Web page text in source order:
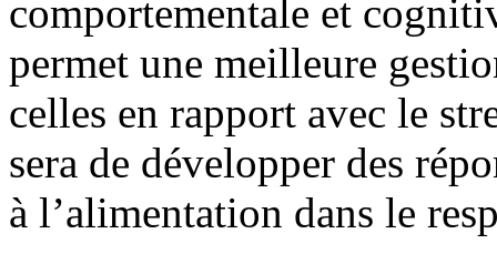
comportementale et
permet une meilleure
celles en rapport avec le
sera de développer des
à l’alimentation dans le